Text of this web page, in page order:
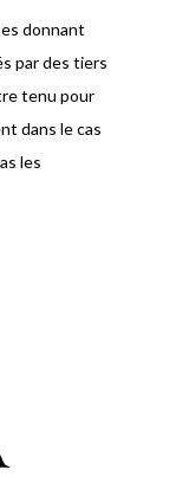
donnant
par des tiers
tenu pour
dans le cas
les